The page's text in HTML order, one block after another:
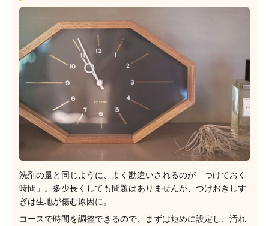
洗剤の量と同じように、よく勘違いされるのが「つけておく
時間」。多少長くしても問題はありませんが、つけおきしす
ぎは生地が傷む原因に。
コースで時間を調整できるので、まずは短めに設定し、汚れ